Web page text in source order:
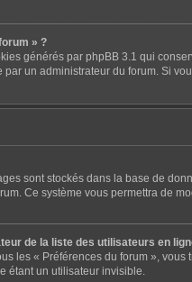
» ?
générés par phpBB 3.1 qui
un administrateur du forum. Si
sont stockés dans la base de
Ce système vous permettra de
de la liste des utilisateurs en
les « Préférences du forum », vous
étant un utilisateur invisible.